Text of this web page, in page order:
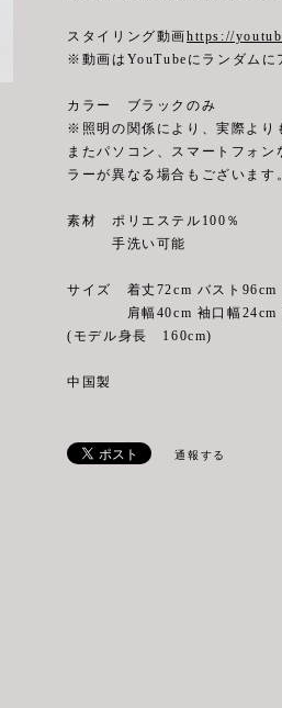
スタイリング動画https://
※動画はYouTubeにランダムに
カラー ブラックのみ
※照明の関係により、実際より
またパソコン、スマートフォ
ラーが異なる場合もございます
素材 ポリエステル100％
手洗い可能
サイズ 着丈72cm バスト96cm
肩幅40cm 袖口幅24cm
(モデル身長 160cm)
中国製
通報する